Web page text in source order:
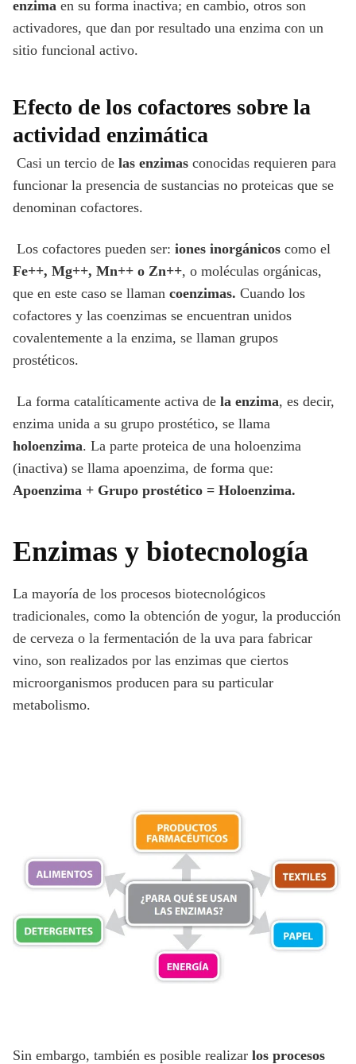
enzima en su forma inactiva; en cambio, otros son
activadores, que dan por resultado una enzima con un
sitio funcional activo.
Efecto de los cofactores sobre la
actividad enzimática
Casi un tercio de las enzimas conocidas requieren para
funcionar la presencia de sustancias no proteicas que se
denominan cofactores.
Los cofactores pueden ser: iones inorgánicos como el
Fe++, Mg++, Mn++ o Zn++, o moléculas orgánicas,
que en este caso se llaman coenzimas. Cuando los
cofactores y las coenzimas se encuentran unidos
covalentemente a la enzima, se llaman grupos
prostéticos.
La forma catalíticamente activa de la enzima, es decir,
enzima unida a su grupo prostético, se llama
holoenzima. La parte proteica de una holoenzima
(inactiva) se llama apoenzima, de forma que:
Apoenzima + Grupo prostético = Holoenzima.
Enzimas y biotecnología
La mayoría de los procesos biotecnológicos
tradicionales, como la obtención de yogur, la producción
de cerveza o la fermentación de la uva para fabricar
vino, son realizados por las enzimas que ciertos
microorganismos producen para su particular
metabolismo.
Sin embargo, también es posible realizar los procesos